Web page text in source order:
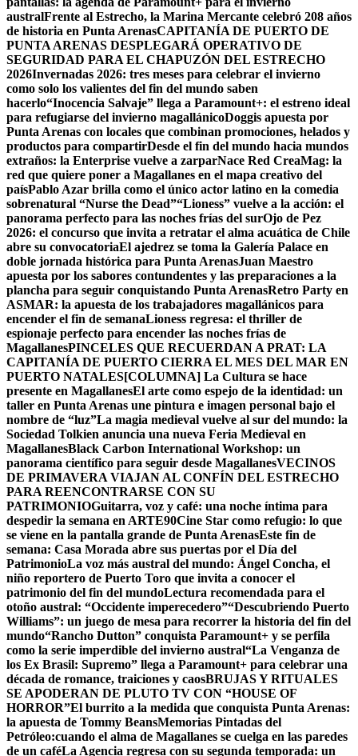
australFrente al Estrecho, la Marina Mercante celebró 208 años
de historia en Punta ArenasCAPITANÍA DE PUERTO DE
PUNTA ARENAS DESPLEGARÁ OPERATIVO DE
SEGURIDAD PARA EL CHAPUZÓN DEL ESTRECHO
2026Invernadas 2026: tres meses para celebrar el invierno
como solo los valientes del fin del mundo saben
hacerlo“Inocencia Salvaje” llega a Paramount+: el estreno ideal
para refugiarse del invierno magallánicoDoggis apuesta por
Punta Arenas con locales que combinan promociones, helados y
productos para compartirDesde el fin del mundo hacia mundos
extraños: la Enterprise vuelve a zarparNace Red CreaMag: la
red que quiere poner a Magallanes en el mapa creativo del
paísPablo Azar brilla como el único actor latino en la comedia
sobrenatural “Nurse the Dead”“Lioness” vuelve a la acción: el
panorama perfecto para las noches frías del surOjo de Pez
2026: el concurso que invita a retratar el alma acuática de Chile
abre su convocatoriaEl ajedrez se toma la Galería Palace en
doble jornada histórica para Punta ArenasJuan Maestro
apuesta por los sabores contundentes y las preparaciones a la
plancha para seguir conquistando Punta ArenasRetro Party en
ASMAR: la apuesta de los trabajadores magallánicos para
encender el fin de semanaLioness regresa: el thriller de
espionaje perfecto para encender las noches frías de
MagallanesPINCELES QUE RECUERDAN A PRAT: LA
CAPITANÍA DE PUERTO CIERRA EL MES DEL MAR EN
PUERTO NATALES[COLUMNA] La Cultura se hace
presente en MagallanesEl arte como espejo de la identidad: un
taller en Punta Arenas une pintura e imagen personal bajo el
nombre de “luz”La magia medieval vuelve al sur del mundo: la
Sociedad Tolkien anuncia una nueva Feria Medieval en
MagallanesBlack Carbon International Workshop: un
panorama científico para seguir desde MagallanesVECINOS
DE PRIMAVERA VIAJAN AL CONFÍN DEL ESTRECHO
PARA REENCONTRARSE CON SU
PATRIMONIOGuitarra, voz y café: una noche íntima para
despedir la semana en ARTE90Cine Star como refugio: lo que
se viene en la pantalla grande de Punta ArenasEste fin de
semana: Casa Morada abre sus puertas por el Día del
PatrimonioLa voz más austral del mundo: Ángel Concha, el
niño reportero de Puerto Toro que invita a conocer el
patrimonio del fin del mundoLectura recomendada para el
otoño austral: “Occidente imperecedero”“Descubriendo Puerto
Williams”: un juego de mesa para recorrer la historia del fin del
mundo“Rancho Dutton” conquista Paramount+ y se perfila
como la serie imperdible del invierno austral“La Venganza de
los Ex Brasil: Supremo” llega a Paramount+ para celebrar una
década de romance, traiciones y caosBRUJAS Y RITUALES
SE APODERAN DE PLUTO TV CON “HOUSE OF
HORROR”El burrito a la medida que conquista Punta Arenas:
la apuesta de Tommy BeansMemorias Pintadas del
Petróleo:cuando el alma de Magallanes se cuelga en las paredes
de un caféLa Agencia regresa con su segunda temporada: un